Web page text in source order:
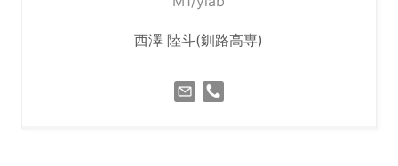
西澤 陸斗(釧路高専)